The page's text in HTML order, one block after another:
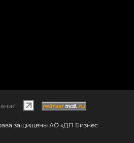
защищены АО «ДП Бизнес